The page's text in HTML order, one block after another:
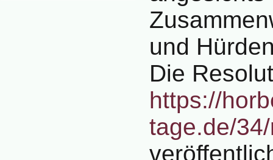
und
Die
https://
tage.de/